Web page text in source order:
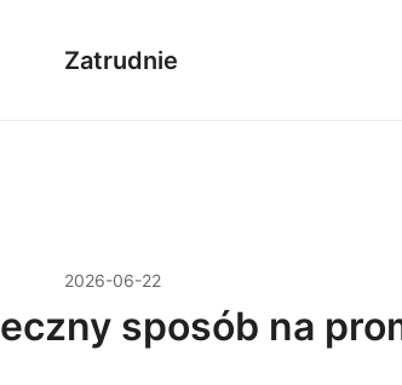
Zatrudnie
2026-06-22
sposób na